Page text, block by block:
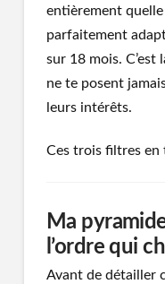
entièrement
parfaitement
sur 18 mois. C’est
ne te posent
leurs intérêts.
Ces trois filtres en
Ma
l’ordre qui
Avant de détailler